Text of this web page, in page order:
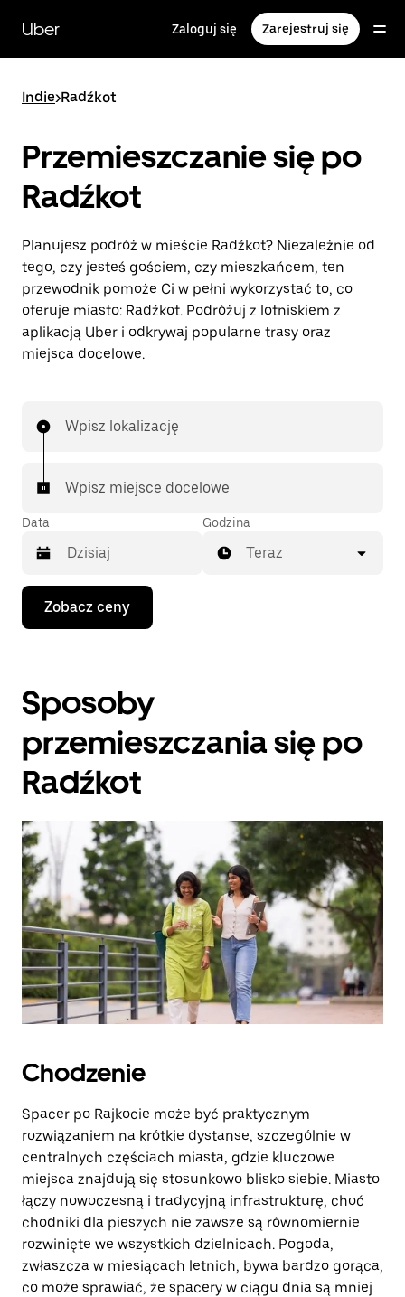
głównej
zawartości
Uber Zaloguj się Zarejestruj się
Indie>Radźkot
Przemieszczanie się po
Radźkot
Planujesz podróż w mieście Radźkot? Niezależnie od
tego, czy jesteś gościem, czy mieszkańcem, ten
przewodnik pomoże Ci w pełni wykorzystać to, co
oferuje miasto: Radźkot. Podróżuj z lotniskiem z
aplikacją Uber i odkrywaj popularne trasy oraz
miejsca docelowe.
Wpisz lokalizację
Wpisz miejsce docelowe
Data
Naciśnij
klawisz
strzałki
do
kalendarza
datę.
Naciśnij
klawisz
„Escape”,
zamknąć
kalendarz.
Godzina
Teraz
Zobacz ceny
Sposoby
przemieszczania się po
Radźkot
Chodzenie
Spacer po Rajkocie może być praktycznym
rozwiązaniem na krótkie dystanse, szczególnie w
centralnych częściach miasta, gdzie kluczowe
miejsca znajdują się stosunkowo blisko siebie. Miasto
łączy nowoczesną i tradycyjną infrastrukturę, choć
chodniki dla pieszych nie zawsze są równomiernie
rozwinięte we wszystkich dzielnicach. Pogoda,
zwłaszcza w miesiącach letnich, bywa bardzo gorąca,
co może sprawiać, że spacery w ciągu dnia są mniej